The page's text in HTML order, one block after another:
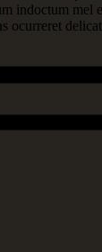
indoctum mel
ocurreret